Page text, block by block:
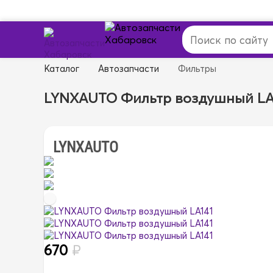
Каталог Автозапчасти Фильтры
LYNXAUTO Фильтр воздушный
LYNXAUTO
670 ₽